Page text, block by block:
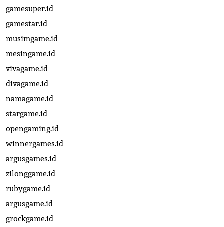
gamesuper.id
gamestar.id
musimgame.id
mesingame.id
vivagame.id
divagame.id
namagame.id
stargame.id
opengaming.id
winnergames.id
argusgames.id
zilonggame.id
rubygame.id
argusgame.id
grockgame.id